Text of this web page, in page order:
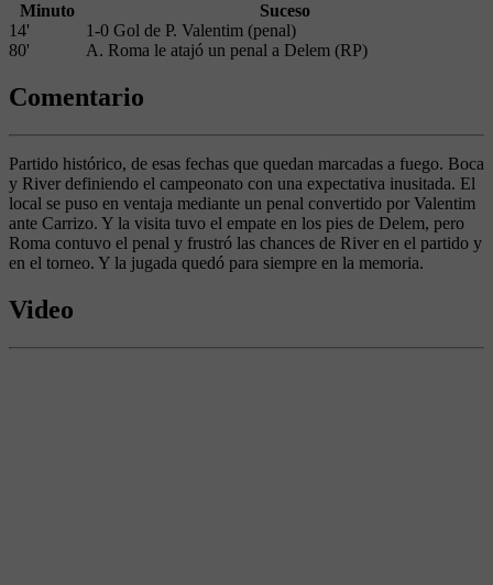
Minuto
Suceso
14'
1-0 Gol de P. Valentim (penal)
80'
A. Roma le atajó un penal a Delem (RP)
Comentario
Partido histórico, de esas fechas que quedan marcadas a fuego. Boca
y River definiendo el campeonato con una expectativa inusitada. El
local se puso en ventaja mediante un penal convertido por Valentim
ante Carrizo. Y la visita tuvo el empate en los pies de Delem, pero
Roma contuvo el penal y frustró las chances de River en el partido y
en el torneo. Y la jugada quedó para siempre en la memoria.
Video